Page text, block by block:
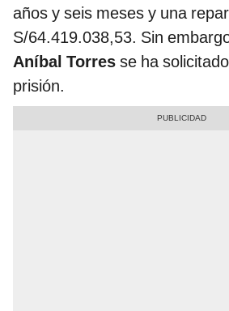
años y seis meses y una
S/64.419.038,53. Sin
Aníbal Torres se ha
prisión.